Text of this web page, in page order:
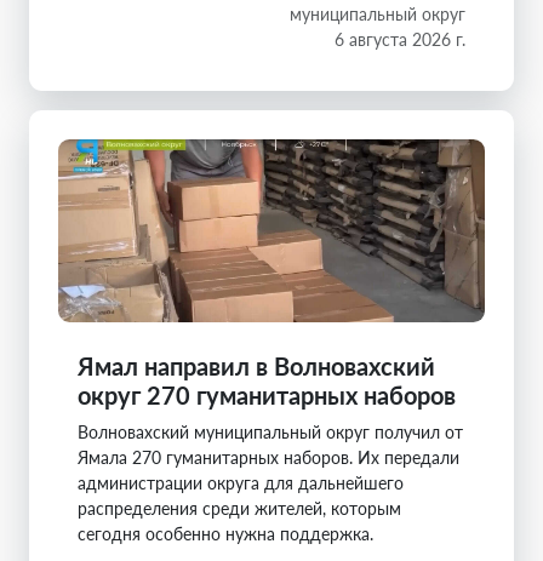
муниципальный округ
6 августа 2026 г.
Ямал направил в Волновахский
округ 270 гуманитарных наборов
Волновахский муниципальный округ получил от
Ямала 270 гуманитарных наборов. Их передали
администрации округа для дальнейшего
распределения среди жителей, которым
сегодня особенно нужна поддержка.